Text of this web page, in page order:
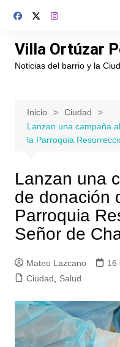
Villa Ortúzar
Noticias del barrio y la
Inicio
Ciudad
Lanzan una campaña
la Parroquia
Lanzan una
de donación
Parroquia
Señor de
Mateo Lazcano
16
Ciudad
Salud